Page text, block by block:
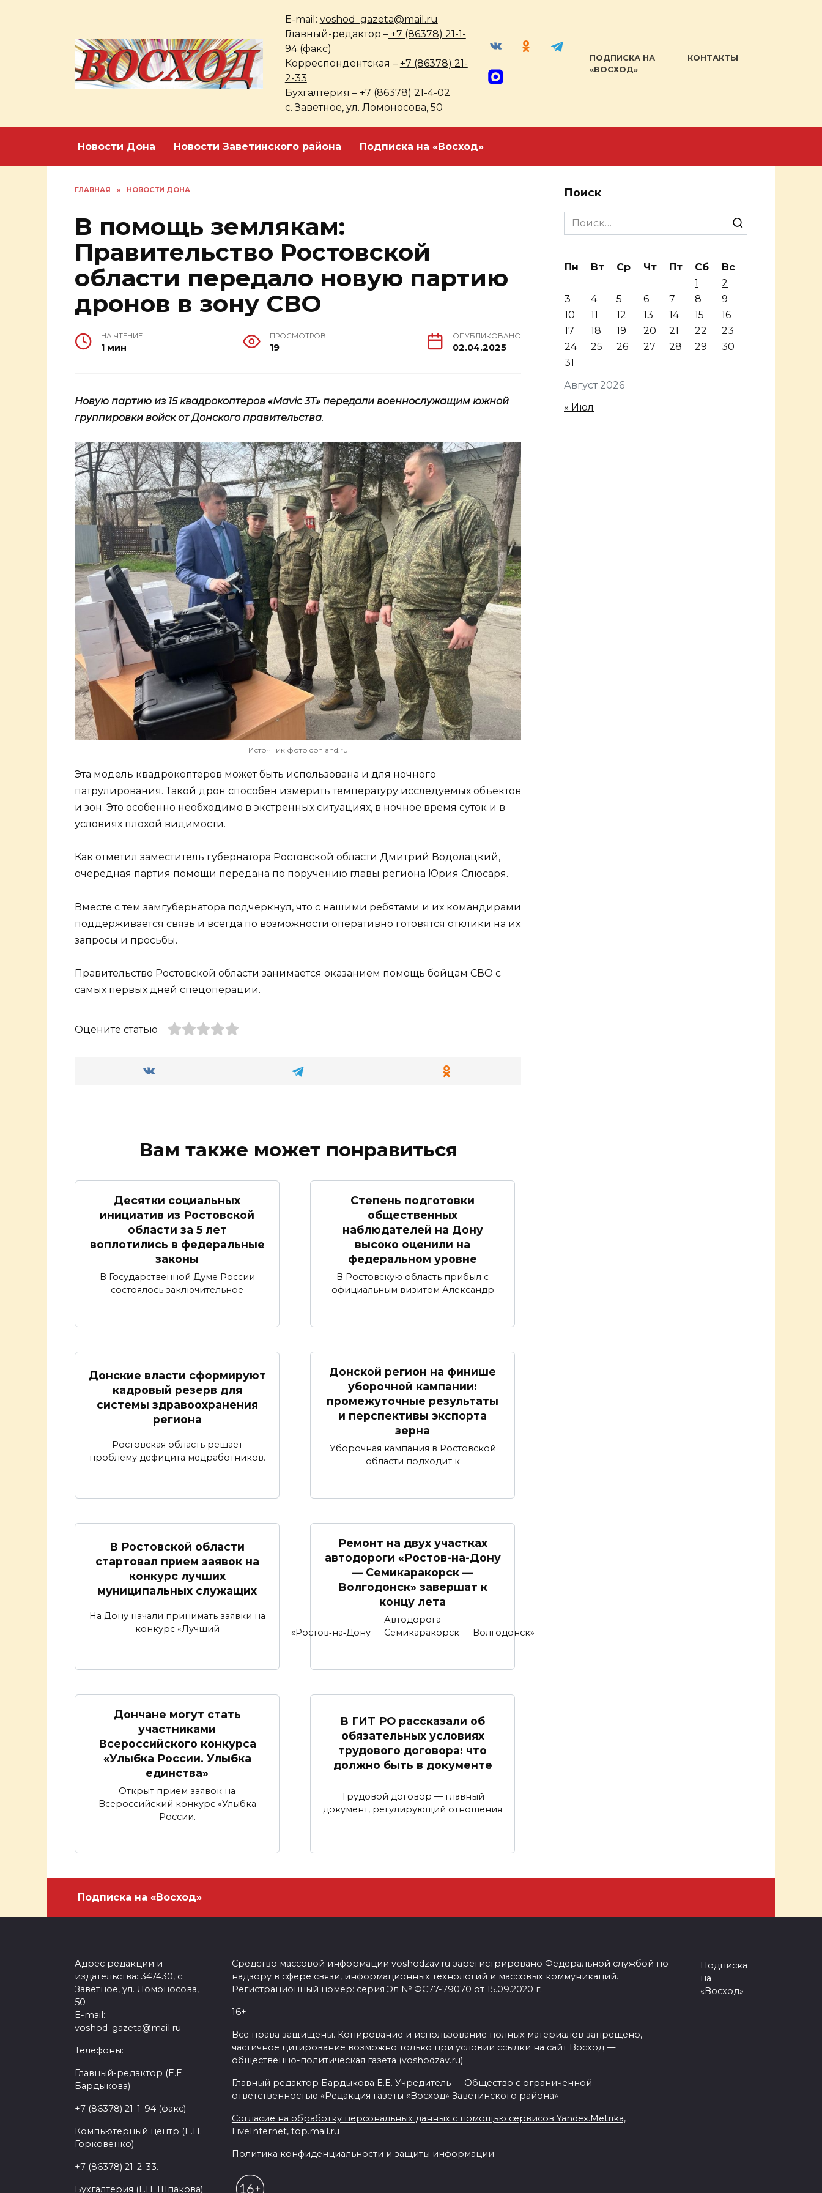
E-mail: voshod_gazeta@mail.ru
Главный-редактор –+7 (86378) 21-1-
94 (факс)
Корреспондентская – +7 (86378) 21-
2-33
Бухгалтерия – +7 (86378) 21-4-02
с. Заветное, ул. Ломоносова, 50
ПОДПИСКА НА
«ВОСХОД»
КОНТАКТЫ
Новости Дона Новости Заветинского района Подписка на «Восход»
ГЛАВНАЯ » НОВОСТИ ДОНА
В помощь землякам:
Правительство Ростовской
области передало новую партию
дронов в зону СВО
НА ЧТЕНИЕ
1 мин
ПРОСМОТРОВ
19
ОПУБЛИКОВАНО
02.04.2025
Новую партию из 15 квадрокоптеров «Mavic 3T» передали военнослужащим южной
группировки войск от Донского правительства.
Источник фото donland.ru
Эта модель квадрокоптеров может быть использована и для ночного
патрулирования. Такой дрон способен измерить температуру исследуемых объектов
и зон. Это особенно необходимо в экстренных ситуациях, в ночное время суток и в
условиях плохой видимости.
Как отметил заместитель губернатора Ростовской области Дмитрий Водолацкий,
очередная партия помощи передана по поручению главы региона Юрия Слюсаря.
Вместе с тем замгубернатора подчеркнул, что с нашими ребятами и их командирами
поддерживается связь и всегда по возможности оперативно готовятся отклики на их
запросы и просьбы.
Правительство Ростовской области занимается оказанием помощь бойцам СВО с
самых первых дней спецоперации.
Оцените статью
Вам также может понравиться
Десятки социальных
инициатив из Ростовской
области за 5 лет
воплотились в федеральные
законы
В Государственной Думе России
состоялось заключительное
Степень подготовки
общественных
наблюдателей на Дону
высоко оценили на
федеральном уровне
В Ростовскую область прибыл с
официальным визитом Александр
Донские власти сформируют
кадровый резерв для
системы здравоохранения
региона
Ростовская область решает
проблему дефицита медработников.
Донской регион на финише
уборочной кампании:
промежуточные результаты
и перспективы экспорта
зерна
Уборочная кампания в Ростовской
области подходит к
В Ростовской области
стартовал прием заявок на
конкурс лучших
муниципальных служащих
На Дону начали принимать заявки на
конкурс «Лучший
Ремонт на двух участках
автодороги «Ростов-на-Дону
— Семикаракорск —
Волгодонск» завершат к
концу лета
Автодорога
«Ростов‑на‑Дону — Семикаракорск — Волгодонск»
Дончане могут стать
участниками
Всероссийского конкурса
«Улыбка России. Улыбка
единства»
Открыт прием заявок на
Всероссийский конкурс «Улыбка
России.
В ГИТ РО рассказали об
обязательных условиях
трудового договора: что
должно быть в документе
Трудовой договор — главный
документ, регулирующий отношения
Поиск
Search
for:
Август 2026
Пн Вт Ср Чт Пт Сб
Вс
1
2
3
4 5 6 7 8
9
10
11 12 13 14 15
16
17
18 19 20 21 22
23
24
25 26 27 28 29
30
31
« Июл
Подписка на «Восход»
Адрес редакции и
издательства: 347430, с.
Заветное, ул. Ломоносова,
50
E-mail:
voshod_gazeta@mail.ru
Телефоны:
Главный-редактор (Е.Е.
Бардыкова)
+7 (86378) 21-1-94 (факс)
Компьютерный центр (Е.Н.
Горковенко)
+7 (86378) 21-2-33.
Бухгалтерия (Г.Н. Шпакова)
Средство массовой информации voshodzav.ru зарегистрировано Федеральной службой по
надзору в сфере связи, информационных технологий и массовых коммуникаций.
Регистрационный номер: серия Эл № ФС77-79070 от 15.09.2020 г.
16+
Все права защищены. Копирование и использование полных материалов запрещено,
частичное цитирование возможно только при условии ссылки на сайт Восход —
общественно-политическая газета (voshodzav.ru)
Главный редактор Бардыкова Е.Е. Учредитель — Общество с ограниченной
ответственностью «Редакция газеты «Восход» Заветинского района»
Согласие на обработку персональных данных с помощью сервисов Yandex.Metrika,
LiveInternet, top.mail.ru
Политика конфиденциальности и защиты информации
Подписка
на
«Восход»